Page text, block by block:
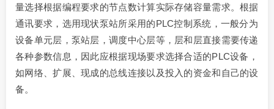
量选择根据编程要求的节点数计算实际存储容量需求。根据
通讯要求，选用现状泵站所采用的PLC控制系统，一般分为
设备单元层，泵站层，调度中心层等，层和层直接需要传递
各种参数信息，因此应根据现场要求选择合适的PLC设备，
如网络、扩展、现成的总线连接以及投入的资金和自己的设
备。